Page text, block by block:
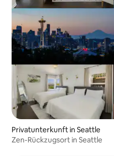
Privatunterkunft in Seattle
Zen-Rückzugsort in Seattle